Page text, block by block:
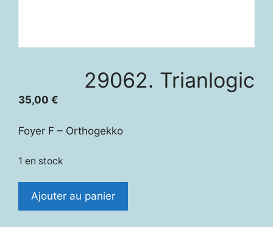
29062. Trianlogic
35,00 €
Foyer F – Orthogekko
1 en stock
quantité
Ajouter au panier